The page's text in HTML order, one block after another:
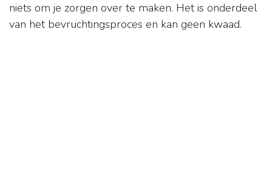
niets om je zorgen over te maken. Het is onderdeel
van het bevruchtingsproces en kan geen kwaad.